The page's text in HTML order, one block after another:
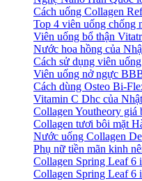
Cách uống Collagen
Top 4 viên uống chống
Viên uống bổ thận
Nước hoa hồng của
Cách sử dụng viên
Viên uống nở ngực
Cách dùng Osteo Bi-
Vitamin C Dhc của
Collagen Youtheory giá
Collagen tươi bôi mặt
Nước uống Collagen
Phụ nữ tiền mãn kinh
Collagen Spring Leaf 6
Collagen Spring Leaf 6